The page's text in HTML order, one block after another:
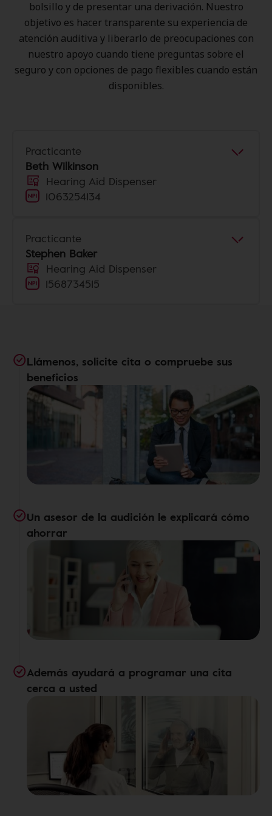
bolsillo y de presentar una derivación. Nuestro
objetivo es hacer transparente su experiencia de
atención auditiva y liberarlo de preocupaciones con
nuestro apoyo cuando tiene preguntas sobre el
seguro y con opciones de pago flexibles cuando están
disponibles.
Practicante
Beth Wilkinson
Hearing Aid Dispenser
1063254134
Practicante
Stephen Baker
Hearing Aid Dispenser
1568734515
Llámenos, solicite cita o compruebe sus
beneficios
Un asesor de la audición le explicará cómo
ahorrar
Además ayudará a programar una cita
cerca a usted